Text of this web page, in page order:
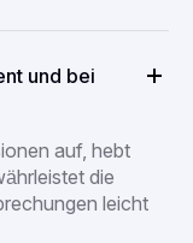
und bei
auf, hebt
die
leicht